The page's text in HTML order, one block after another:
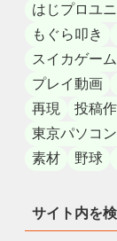
はじプロユ
もぐら叩き
スイカゲーム
プレイ動画
再現
投稿
東京パソコ
素材
野球
サイト内を